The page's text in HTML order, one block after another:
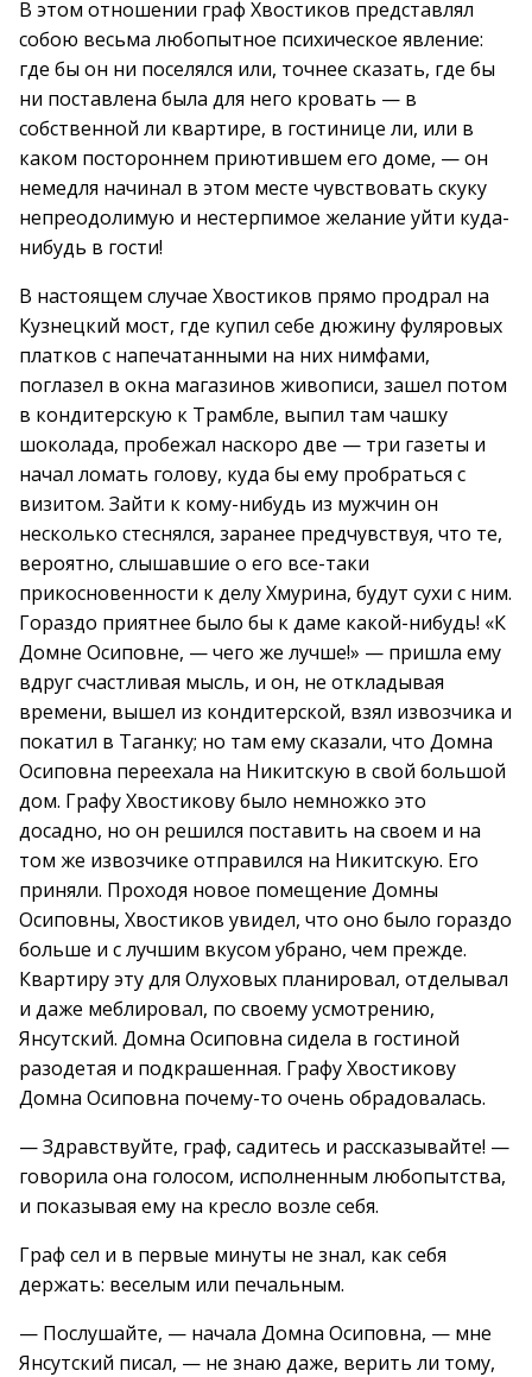
В этом отношении граф Хвостиков представлял
собою весьма любопытное психическое явление:
где бы он ни поселялся или, точнее сказать, где бы
ни поставлена была для него кровать — в
собственной ли квартире, в гостинице ли, или в
каком постороннем приютившем его доме, — он
немедля начинал в этом месте чувствовать скуку
непреодолимую и нестерпимое желание уйти куда-
нибудь в гости!
В настоящем случае Хвостиков прямо продрал на
Кузнецкий мост, где купил себе дюжину фуляровых
платков с напечатанными на них нимфами,
поглазел в окна магазинов живописи, зашел потом
в кондитерскую к Трамбле, выпил там чашку
шоколада, пробежал наскоро две — три газеты и
начал ломать голову, куда бы ему пробраться с
визитом. Зайти к кому-нибудь из мужчин он
несколько стеснялся, заранее предчувствуя, что те,
вероятно, слышавшие о его все-таки
прикосновенности к делу Хмурина, будут сухи с ним.
Гораздо приятнее было бы к даме какой-нибудь! «К
Домне Осиповне, — чего же лучше!» — пришла ему
вдруг счастливая мысль, и он, не откладывая
времени, вышел из кондитерской, взял извозчика и
покатил в Таганку; но там ему сказали, что Домна
Осиповна переехала на Никитскую в свой большой
дом. Графу Хвостикову было немножко это
досадно, но он решился поставить на своем и на
том же извозчике отправился на Никитскую. Его
приняли. Проходя новое помещение Домны
Осиповны, Хвостиков увидел, что оно было гораздо
больше и с лучшим вкусом убрано, чем прежде.
Квартиру эту для Олуховых планировал, отделывал
и даже меблировал, по своему усмотрению,
Янсутский. Домна Осиповна сидела в гостиной
разодетая и подкрашенная. Графу Хвостикову
Домна Осиповна почему-то очень обрадовалась.
— Здравствуйте, граф, садитесь и рассказывайте! —
говорила она голосом, исполненным любопытства,
и показывая ему на кресло возле себя.
Граф сел и в первые минуты не знал, как себя
держать: веселым или печальным.
— Послушайте, — начала Домна Осиповна, — мне
Янсутский писал, — не знаю даже, верить ли тому,